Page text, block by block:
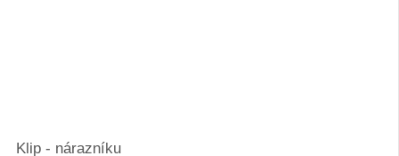
Klip - nárazníku